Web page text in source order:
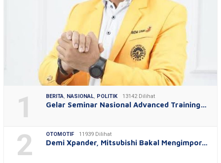
1 BERITA, NASIONAL, POLITIK 13142 Dilihat
Gelar Seminar Nasional Advanced Training…
2 OTOMOTIF 11939 Dilihat
Demi Xpander, Mitsubishi Bakal Mengimpor…